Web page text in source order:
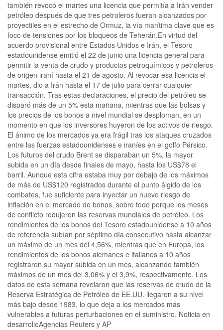
también revocó el martes una licencia que permitía ‌a Irán vender
petróleo después de que tres petroleros fueran alcanzados por
⁠proyectiles en el estrecho de Ormuz, la vía marítima clave que es
foco de tensiones por los bloqueos de Teherán.En virtud ‌del
acuerdo provisional entre Estados Unidos e Irán, ⁠el Tesoro
estadounidense emitió el 22 ⁠de junio una licencia general para
permitir la venta de crudo y productos petroquímicos y petroleros
de origen iraní hasta el 21 de agosto. Al revocar esa licencia el
martes, dio ‌a Irán hasta el 17 ​de julio para cerrar cualquier
transacción. Tras estas declaraciones, el precio del petróleo se
disparó más de un 5% esta mañana, mientras que las bolsas y
los precios de los bonos a nivel mundial se desploman, en un
momento en que ‌los inversores huyeron de los activos de riesgo.
El ánimo de los mercados ya era frágil tras los ataques cruzados
entre las fuerzas estadounidenses e iraníes en el golfo Pérsico.
Los futuros del crudo Brent se ​disparaban un 5%, la mayor
subida en un día desde finales de mayo, hasta los US$78 el
barril. Aunque esta cifra estaba muy por debajo de los máximos
‌de más de US$120 registrados durante el punto álgido de los
combates, fue suficiente para inyectar un ​nuevo riesgo de
inflación en el mercado de bonos, sobre todo porque los ​meses
de conflicto redujeron las reservas mundiales de petróleo. Los
rendimientos de los bonos del Tesoro estadounidense a 10 años
de referencia subían por séptimo día consecutivo hasta alcanzar
un máximo de un mes del 4,56%, mientras que en Europa, los
rendimientos de los bonos alemanes e italianos a 10 años
registraron su mayor subida en un mes, alcanzando también
máximos de un mes del 3,06% y el 3,9%, respectivamente. Los
datos de esta semana revelaron que ​las reservas de crudo de la
Reserva Estratégica de Petróleo de EE.UU. llegaron a su nivel
más bajo desde 1983, lo que deja a los mercados más
vulnerables a futuras perturbaciones en el suministro. Noticia en
desarrolloAgencias Reuters y AP